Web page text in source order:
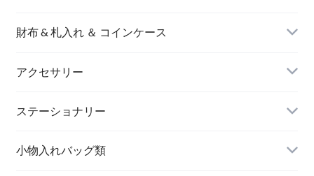
財布 & 札入れ ＆ コインケース
長財布
アクセサリー
イヤリング＆ピアス
ステーショナリー
名刺入れ
小物入れバッグ類